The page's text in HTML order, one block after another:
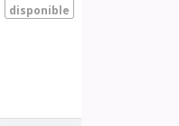
disponible